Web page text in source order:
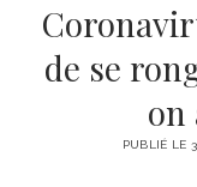
de se
on
PUBLIÉ LE